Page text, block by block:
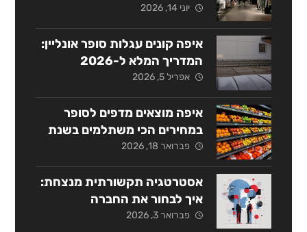
אסטרטגי
יוני 14, 2026
איפה קונים עגלות סופר אונליין:
המדריך המלא ל-2026
אפריל 5, 2026
איפה מוצאים מדפים לסופר
במחירים הכי משתלמים בשנת
2026?
פברואר 18, 2026
אסטרטגיה תקשורתית מנצחת:
איך לבחור את החברה
המתאימה בישראל?
פברואר 3, 2026